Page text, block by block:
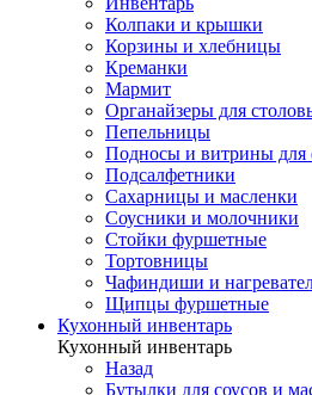
Колпаки и крышки
Корзины и хлебницы
Креманки
Мармит
Органайзеры для
Пепельницы
Подносы и витрины для
Подсалфетники
Сахарницы и масленки
Соусники и молочники
Стойки фуршетные
Тортовницы
Чафиндиши и
Щипцы фуршетные
Кухонный инвентарь
Кухонный инвентарь
Назад
Бутылки для соусов и